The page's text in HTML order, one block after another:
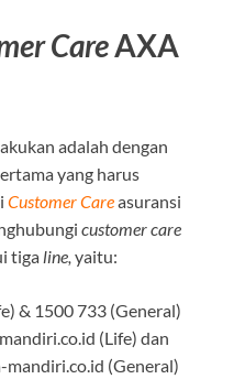
CareAXA
adalah dengan
yang harus
Customer Careasuransi
customer care
tiga line, yaitu:
& 1500 733 (General)
(Life) dan
mandiri.co.id (General)